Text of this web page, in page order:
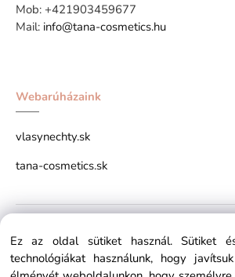
Mob: +421903459677
Mail: info@tana-cosmetics.hu
Webarúházaink
vlasynechty.sk
tana-cosmetics.sk
Ez az oldal sütiket használ. Sütiket
technológiákat használunk, hogy